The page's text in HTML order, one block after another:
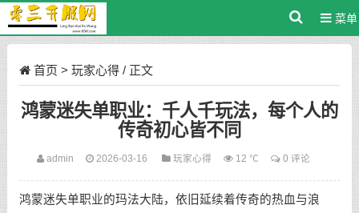
菜单
首页 > 玩家心得/ 正文
鸿蒙迷失单职业：千人千玩法，每个人的
传奇初心皆不同
admin 2026-03-16 玩家心得 12 ℃ 0 评论
鸿蒙迷失单职业的玛法大陆，依旧延续着传奇的热血与浪